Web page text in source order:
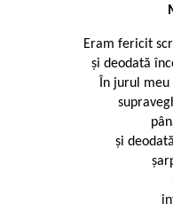
Eram fericit
și deodată
În jurul meu
și